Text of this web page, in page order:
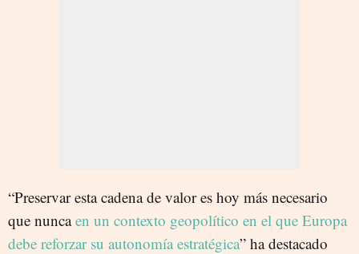
“Preservar esta cadena de valor es hoy más necesario
que nuncaen un contexto geopolítico en el que Europa
debe reforzar su autonomía estratégica” ha destacado